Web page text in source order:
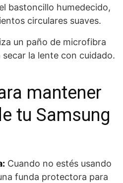
bastoncillo humedecido,
circulares suaves.
un paño de microfibra
la lente con cuidado.
mantener
tu Samsung
Cuando no estés usando
funda protectora para